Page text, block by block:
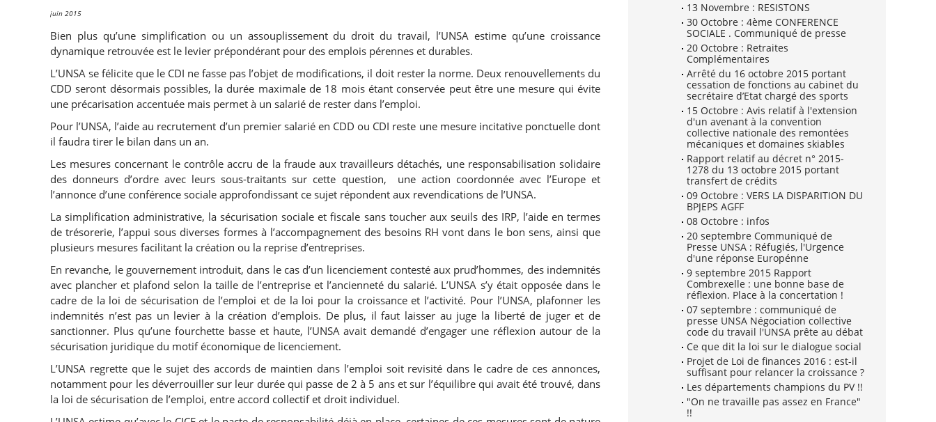
13 Novembre : RESISTONS
30 Octobre : 4ème CONFERENCE
SOCIALE . Communiqué de presse
20 Octobre : Retraites
Complémentaires
Arrêté du 16 octobre 2015 portant
cessation de fonctions au cabinet du
secrétaire d’Etat chargé des sports
15 Octobre : Avis relatif à l'extension
d'un avenant à la convention
collective nationale des remontées
mécaniques et domaines skiables
Rapport relatif au décret n° 2015-
1278 du 13 octobre 2015 portant
transfert de crédits
09 Octobre : VERS LA DISPARITION DU
BPJEPS AGFF
08 Octobre : infos
20 septembre Communiqué de
Presse UNSA : Réfugiés, l'Urgence
d'une réponse Europénne
9 septembre 2015 Rapport
Combrexelle : une bonne base de
réflexion. Place à la concertation !
07 septembre : communiqué de
presse UNSA Négociation collective
code du travail l'UNSA prête au débat
Ce que dit la loi sur le dialogue social
Projet de Loi de finances 2016 : est-il
suffisant pour relancer la croissance ?
Les départements champions du PV !!
"On ne travaille pas assez en France"
!!
juin 2015
Bien plus qu’une simplification ou un assouplissement du droit du travail, l’UNSA estime qu’une croissance
dynamique retrouvée est le levier prépondérant pour des emplois pérennes et durables.
L’UNSA se félicite que le CDI ne fasse pas l’objet de modifications, il doit rester la norme. Deux renouvellements du
CDD seront désormais possibles, la durée maximale de 18 mois étant conservée peut être une mesure qui évite
une précarisation accentuée mais permet à un salarié de rester dans l’emploi.
Pour l’UNSA, l’aide au recrutement d’un premier salarié en CDD ou CDI reste une mesure incitative ponctuelle dont
il faudra tirer le bilan dans un an.
Les mesures concernant le contrôle accru de la fraude aux travailleurs détachés, une responsabilisation solidaire
des donneurs d’ordre avec leurs sous-traitants sur cette question, une action coordonnée avec l’Europe et
l’annonce d’une conférence sociale approfondissant ce sujet répondent aux revendications de l’UNSA.
La simplification administrative, la sécurisation sociale et fiscale sans toucher aux seuils des IRP, l’aide en termes
de trésorerie, l’appui sous diverses formes à l’accompagnement des besoins RH vont dans le bon sens, ainsi que
plusieurs mesures facilitant la création ou la reprise d’entreprises.
En revanche, le gouvernement introduit, dans le cas d’un licenciement contesté aux prud’hommes, des indemnités
avec plancher et plafond selon la taille de l’entreprise et l’ancienneté du salarié. L’UNSA s’y était opposée dans le
cadre de la loi de sécurisation de l’emploi et de la loi pour la croissance et l’activité. Pour l’UNSA, plafonner les
indemnités n’est pas un levier à la création d’emplois. De plus, il faut laisser au juge la liberté de juger et de
sanctionner. Plus qu’une fourchette basse et haute, l’UNSA avait demandé d’engager une réflexion autour de la
sécurisation juridique du motif économique de licenciement.
L’UNSA regrette que le sujet des accords de maintien dans l’emploi soit revisité dans le cadre de ces annonces,
notamment pour les déverrouiller sur leur durée qui passe de 2 à 5 ans et sur l’équilibre qui avait été trouvé, dans
la loi de sécurisation de l’emploi, entre accord collectif et droit individuel.